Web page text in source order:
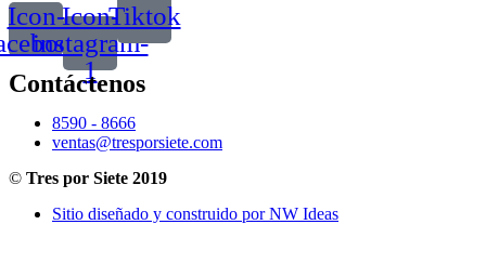
Icon-Icon-
instagram-
1
Tiktok
Contáctenos
8590 - 8666
ventas@tresporsiete.com
© Tres por Siete 2019
Sitio diseñado y construido por NW Ideas